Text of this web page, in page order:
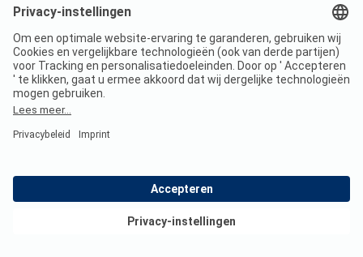
lokale wijn proeven op het gezellige terras waar 's avonds
oud komen aan hun trekken op dit middelgrote terrein. Het
brood staat 's morgens klaar, boodschappen doe je in het
nabijgelegen Saint-Martin-de-Ré, een pittoreske kustplaats.
Rond de tafeltennistafel en jeu-de-boulesbaan maak je
nieuwe vrienden.
eiland en La Rochelle
In het oogstrelende natuurreservaat spot je allerlei soorten
Bekijk deals